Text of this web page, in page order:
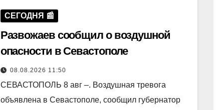
СЕГОДНЯ 📰
Развожаев сообщил о воздушной
опасности в Севастополе
08.08.2026 11:50
СЕВАСТОПОЛЬ 8 авг –. Воздушная тревога
объявлена в Севастополе, сообщил губернатор